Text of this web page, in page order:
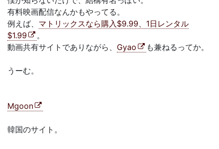
有料映画配信なんかもやってる。
例えば、 マトリックスなら購入$9.99、1日レンタル
$1.99
。
動画共有サイトでありながら、 Gyao も兼ねるってか。
うーむ。
Mgoon
韓国のサイト。